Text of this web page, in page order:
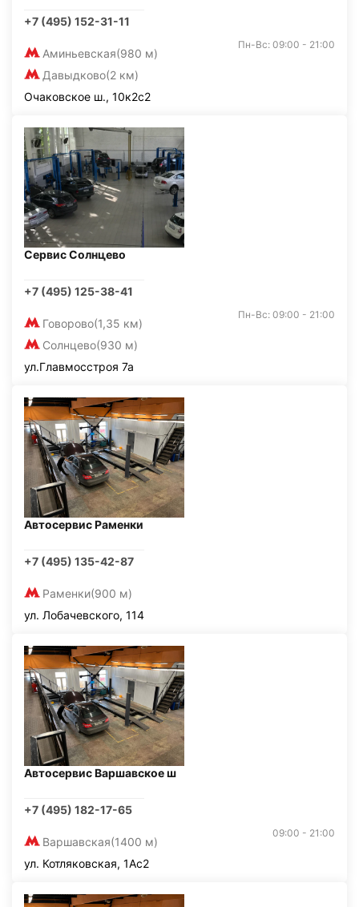
+7 (495) 152-31-11
Аминьевская(980 м)
Давыдково(2 км)
Пн-Вс: 09:00 - 21:00
Очаковское ш., 10к2с2
Сервис Солнцево
+7 (495) 125-38-41
Говорово(1,35 км)
Солнцево(930 м)
Пн-Вс: 09:00 - 21:00
ул.Главмосстроя 7а
Автосервис Раменки
+7 (495) 135-42-87
Раменки(900 м)
ул. Лобачевского, 114
Автосервис Варшавское ш
+7 (495) 182-17-65
Варшавская(1400 м)
09:00 - 21:00
ул. Котляковская, 1Ас2